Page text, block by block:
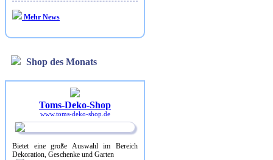
Mehr News
Shop des Monats
Toms-Deko-Shop
www.toms-deko-shop.de
Bietet eine große Auswahl im Bereich
Dekoration, Geschenke und Garten